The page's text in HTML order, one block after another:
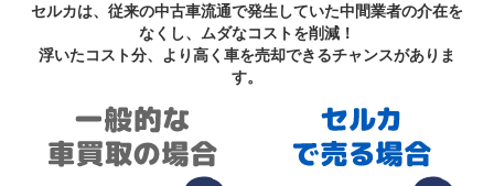
セルカは、従来の中古車流通で発生していた中間業者の介在を
なくし、ムダなコストを削減！
浮いたコスト分、より高く車を売却できるチャンスがありま
す。